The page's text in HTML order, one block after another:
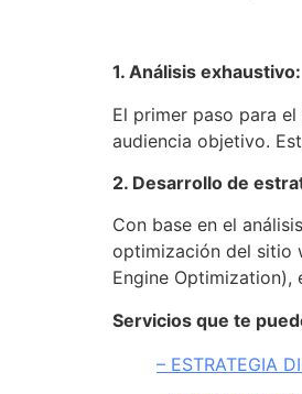
1. Análisis exhaustivo:
El primer paso para
audiencia objetivo.
2. Desarrollo de
Con base en el
optimización del sitio
Engine Optimization),
Servicios que te
– ESTRATEGIA